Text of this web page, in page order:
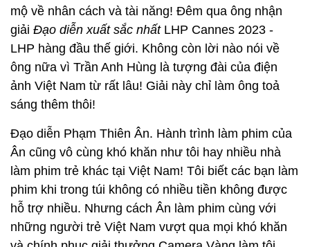
mộ về nhân cách và tài năng! Đêm qua ông nhận
giải Đạo diễn xuất sắc nhất LHP Cannes 2023 -
LHP hàng đầu thế giới. Không còn lời nào nói về
ông nữa vì Trần Anh Hùng là tượng đài của điện
ảnh Việt Nam từ rất lâu! Giải này chỉ làm ông toả
sáng thêm thôi!
Đạo diễn Phạm Thiên Ân. Hành trình làm phim của
Ân cũng vô cùng khó khăn như tôi hay nhiều nhà
làm phim trẻ khác tại Việt Nam! Tôi biết các bạn làm
phim khi trong túi không có nhiều tiền không được
hỗ trợ nhiều. Nhưng cách Ân làm phim cùng với
những người trẻ Việt Nam vượt qua mọi khó khăn